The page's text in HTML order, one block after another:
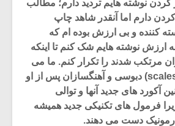
نوشته هایم تردید دارم؛ مطالب
دارم اما آنقدر شاهد چاپ
کننده و بی ارزش بوده ام که
ارزش نوشته هایم شک کنم تا اینکه
مرتکب شدند را تکرار کنم. ما می
توانیم از گام های (scales) دبوسی و آهنگسازان پس از او
آکورد های جدید آنها و توالی
فرمول های تکنیکی جدید همیشه
دست می دهند.